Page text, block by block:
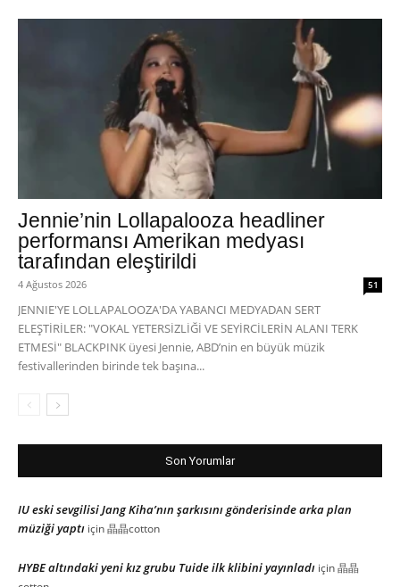
Jennie’nin Lollapalooza headliner
performansı Amerikan medyası
tarafından eleştirildi
4 Ağustos 2026 51
JENNIE'YE LOLLAPALOOZA'DA YABANCI MEDYADAN SERT
ELEŞTİRİLER: "VOKAL YETERSİZLİĞİ VE SEYİRCİLERİN ALANI TERK
ETMESİ" BLACKPINK üyesi Jennie, ABD’nin en büyük müzik
festivallerinden birinde tek başına...
Son Yorumlar
IU eski sevgilisi Jang Kiha’nın şarkısını gönderisinde arka plan
müziği yaptı için晶晶cotton
HYBE altındaki yeni kız grubu Tuide ilk klibini yayınladı için晶晶